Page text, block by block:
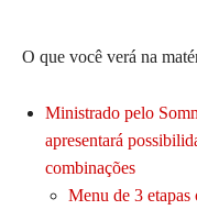
O que você verá na
Ministrado pelo
apresentará
combinações
Menu de 3